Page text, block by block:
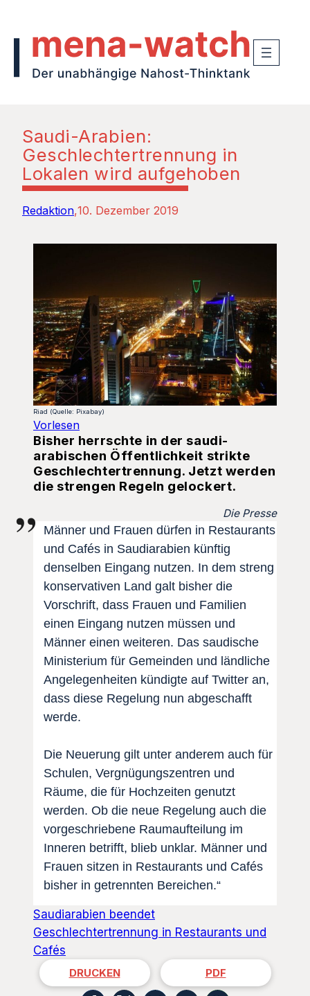
Saudi-Arabien:
Geschlechtertrennung in
Lokalen wird aufgehoben
Redaktion 10. Dezember 2019
Riad (Quelle: Pixabay)
Vorlesen
Bisher herrschte in der saudi-
arabischen Öffentlichkeit strikte
Geschlechtertrennung. Jetzt werden
die strengen Regeln gelockert.
Die Presse
Männer und Frauen dürfen in Restaurants
und Cafés in Saudiarabien künftig
denselben Eingang nutzen. In dem streng
konservativen Land galt bisher die
Vorschrift, dass Frauen und Familien
einen Eingang nutzen müssen und
Männer einen weiteren. Das saudische
Ministerium für Gemeinden und ländliche
Angelegenheiten kündigte auf Twitter an,
dass diese Regelung nun abgeschafft
werde.
Die Neuerung gilt unter anderem auch für
Schulen, Vergnügungszentren und
Räume, die für Hochzeiten genutzt
werden. Ob die neue Regelung auch die
vorgeschriebene Raumaufteilung im
Inneren betrifft, blieb unklar. Männer und
Frauen sitzen in Restaurants und Cafés
bisher in getrennten Bereichen.“
Saudiarabien beendet
Geschlechtertrennung in Restaurants und
Cafés
DRUCKEN PDF